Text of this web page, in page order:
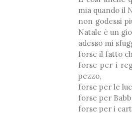
mia quando il
non godessi
Natale è un
adesso mi
forse il fatto
forse per i
pezzo,
forse per le
forse per
forse per i